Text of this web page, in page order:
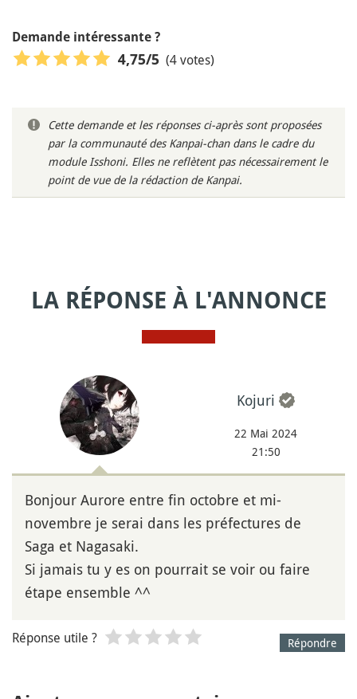
Demande intéressante ?
4,75/5 (4 votes)
Cette demande et les réponses ci-après sont proposées
par la communauté des Kanpai-chan dans le cadre du
module Isshoni. Elles ne reflètent pas nécessairement le
point de vue de la rédaction de Kanpai.
LA RÉPONSE À L'ANNONCE
Kojuri
22 Mai 2024
21:50
Bonjour Aurore entre fin octobre et mi-
novembre je serai dans les préfectures de
Saga et Nagasaki.
Si jamais tu y es on pourrait se voir ou faire
étape ensemble ^^
Répondre
Réponse utile ?